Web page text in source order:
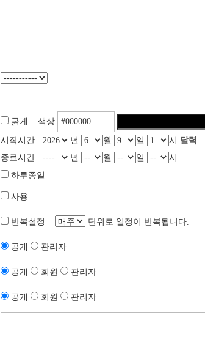
굵게 색상
시작시간 년 월 일 시 달력
종료시간
년 월 일
시
하루종일
사용
반복설정 단위로 일정이 반복됩니다.
공개 관리자
공개 회원 관리자
공개 회원 관리자